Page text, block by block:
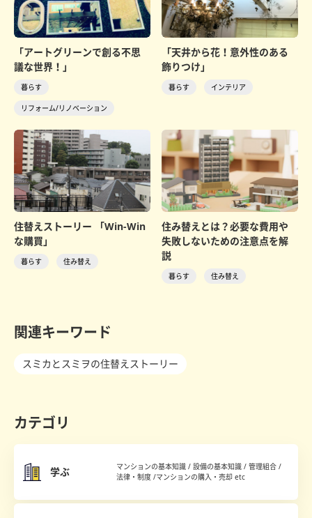
「アートグリーンで創る不思
議な世界！」
暮らす
リフォーム/リノベーション
「天井から花！意外性のある
飾りつけ」
暮らす インテリア
住替えストーリー 「Win‐Win
な購買」
暮らす 住み替え
住み替えとは？必要な費用や
失敗しないための注意点を解
説
暮らす 住み替え
関連キーワード
スミカとスミヲの住替えストーリー
カテゴリ
学ぶ
マンションの基本知識 / 設備の基本知識 / 管理組合 /
法律・制度 /マンションの購入・売却 etc